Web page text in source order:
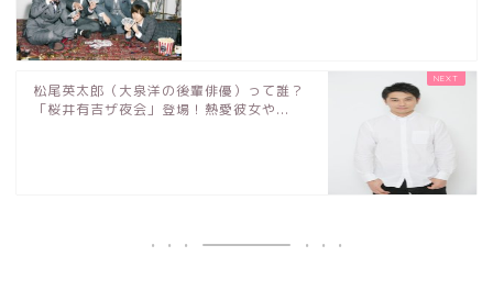
松尾英太郎（大泉洋の後輩俳優）って誰？
「桜井有吉ザ夜会」登場！熱愛彼女や...